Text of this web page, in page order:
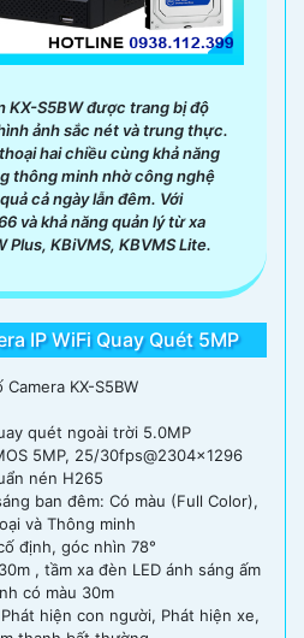
KX-S5BW được trang bị độ
ảnh sắc nét và trung thực.
hai chiều cùng khả năng
thông minh nhờ công nghệ
cả ngày lẫn đêm. Với
và khả năng quản lý từ xa
Plus, KBiVMS, KBVMS Lite.
IP WiFi Quay Quét 5MP
KX-S5BW
quét ngoài trời 5.0MP
5MP, 25/30fps@2304x1296
nén H265
ban đêm: Có màu (Full Color),
và Thông minh
định, góc nhìn 78°
, tầm xa đèn LED ánh sáng ấm
có màu 30m
hiện con người, Phát hiện xe,